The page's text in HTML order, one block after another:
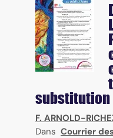
substitution
F. ARNOLD-
Dans Courrier